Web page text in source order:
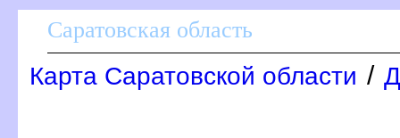
Саратовская область
Карта Саратовской области /